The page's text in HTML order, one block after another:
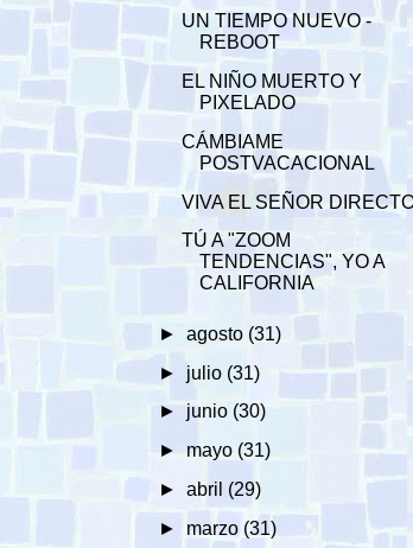
UN TIEMPO NUEVO -
REBOOT
EL NIÑO MUERTO Y
PIXELADO
CÁMBIAME
POSTVACACIONAL
VIVA EL SEÑOR
TÚ A "ZOOM
TENDENCIAS", YO A
CALIFORNIA
► agosto (31)
► julio (31)
► junio (30)
► mayo (31)
► abril (29)
► marzo (31)